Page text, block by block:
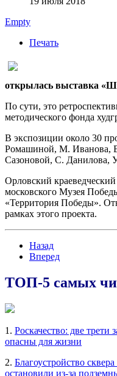
Empty
Печать
открылась выставка
По сути, это
методического фонда
В экспозиции около 30
Ромашиной, М. Иванова,
Сазоновой, С. Данилова,
Орловский
московского Музея
«Территория Победы».
рамках этого проекта.
Назад
Вперед
ТОП-5 самых
1. Роскачество: две трети
опасны для жизни
2. Благоустройство
остановили из-за